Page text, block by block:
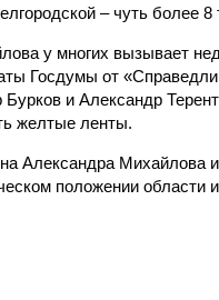
– чуть более 8
у многих вызывает
Госдумы от
и Александр
желтые ленты.
Александра Михайлова
положении области